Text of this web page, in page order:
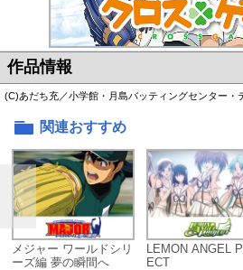
作品情報
(C)あだち充／小学館・月島バッティングセンター・
関連おすすめ
メジャー ワールドシリ
ーズ編 夢の瞬間へ
LEMON ANGEL
ECT